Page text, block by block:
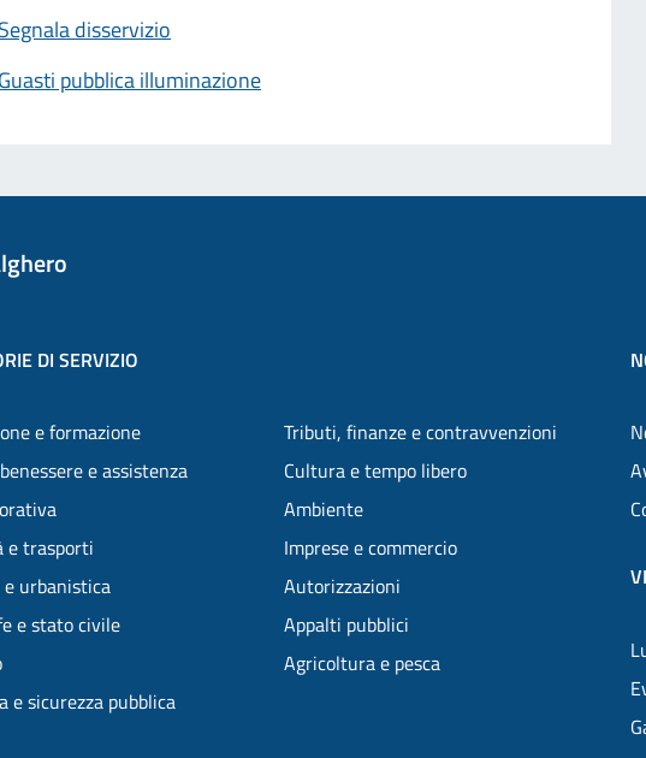
disservizio
pubblica illuminazione
DI SERVIZIO
e formazione
e assistenza
e trasporti
urbanistica
e stato civile
e sicurezza pubblica
Tributi, finanze e contravvenzioni
Cultura e tempo libero
Ambiente
Imprese e commercio
Autorizzazioni
Appalti pubblici
Agricoltura e pesca